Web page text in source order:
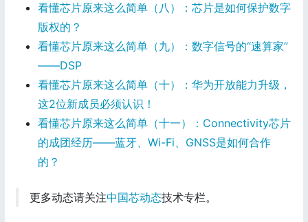
看懂芯片原来这么简单（八）：芯片是如何保护数字
版权的？
看懂芯片原来这么简单（九）：数字信号的“速算家”
——DSP
看懂芯片原来这么简单（十）：华为开放能力升级，
这2位新成员必须认识！
看懂芯片原来这么简单（十一）：Connectivity芯片
的成团经历——蓝牙、Wi-Fi、GNSS是如何合作
的？
更多动态请关注中国芯动态技术专栏。